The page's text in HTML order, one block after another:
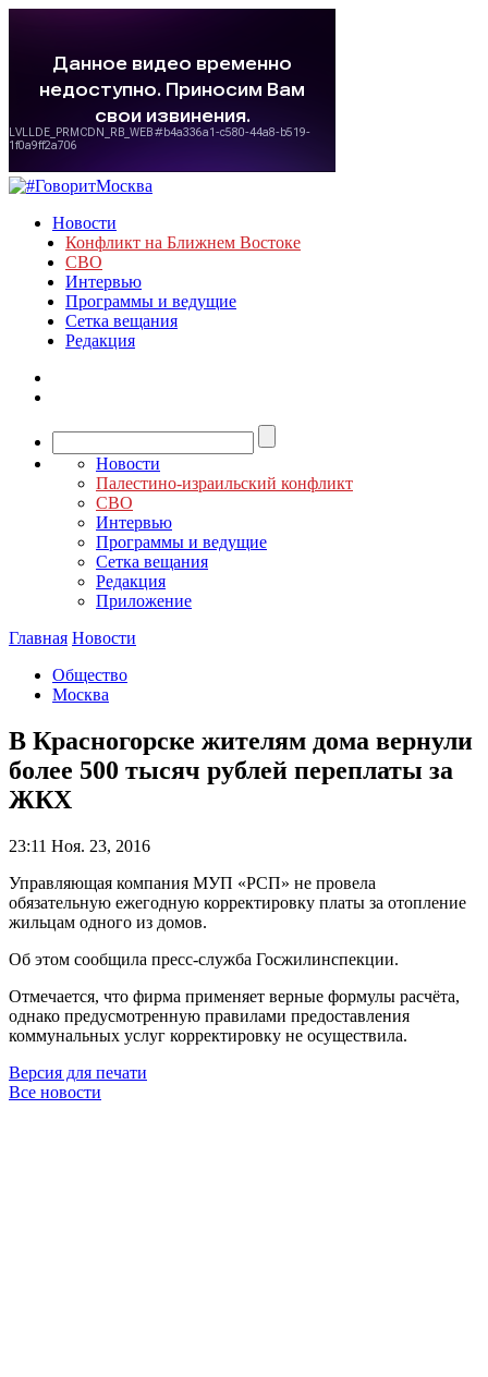
Новости
Конфликт на Ближнем Востоке
СВО
Интервью
Программы и ведущие
Сетка вещания
Редакция
Новости
Палестино-израильский конфликт
СВО
Интервью
Программы и ведущие
Сетка вещания
Редакция
Приложение
Главная Новости
Общество
Москва
В Красногорске жителям дома вернули
более 500 тысяч рублей переплаты за
ЖКХ
23:11 Ноя. 23, 2016
Управляющая компания МУП «РСП» не провела
обязательную ежегодную корректировку платы за отопление
жильцам одного из домов.
Об этом сообщила пресс-служба Госжилинспекции.
Отмечается, что фирма применяет верные формулы расчёта,
однако предусмотренную правилами предоставления
коммунальных услуг корректировку не осуществила.
Версия для печати
Все новости